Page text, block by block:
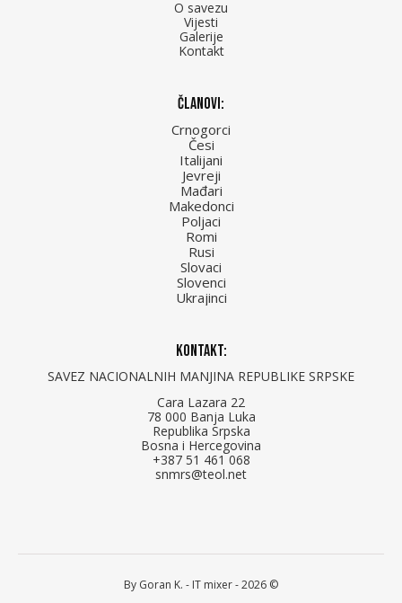
O savezu
Vijesti
Galerije
Kontakt
Članovi:
Crnogorci
Česi
Italijani
Jevreji
Mađari
Makedonci
Poljaci
Romi
Rusi
Slovaci
Slovenci
Ukrajinci
Kontakt:
SAVEZ NACIONALNIH MANJINA REPUBLIKE SRPSKE
Cara Lazara 22
78 000 Banja Luka
Republika Srpska
Bosna i Hercegovina
+387 51 461 068
snmrs@teol.net
By Goran K. - IT mixer- 2026 ©